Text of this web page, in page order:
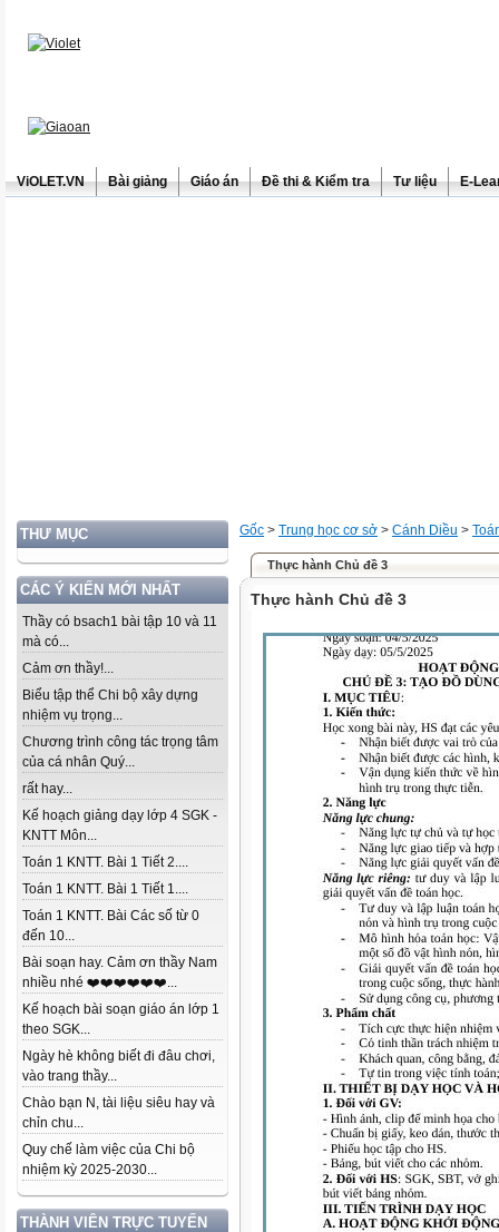
ViOLET.VN Bài giảng Giáo án Đề thi & Kiểm tra Tư liệu E-
THƯ MỤC
CÁC Ý KIẾN MỚI NHẤT
Thầy có bsach1 bài tập 10 và 11
mà có...
Cảm ơn thầy!...
Biểu tập thể Chi bộ xây dựng
nhiệm vụ trọng...
Chương trình công tác trọng tâm
của cá nhân Quý...
rất hay...
Kế hoạch giảng dạy lớp 4 SGK -
KNTT Môn...
Toán 1 KNTT. Bài 1 Tiết 2....
Toán 1 KNTT. Bài 1 Tiết 1....
Toán 1 KNTT. Bài Các số từ 0
đến 10...
Bài soạn hay. Cảm ơn thầy Nam
nhiều nhé ❤️❤️❤️❤️❤️❤️...
Kế hoạch bài soạn giáo án lớp 1
theo SGK...
Ngày hè không biết đi đâu chơi,
vào trang thầy...
Chào bạn N, tài liệu siêu hay và
chỉn chu...
Quy chế làm việc của Chi bộ
nhiệm kỳ 2025-2030...
THÀNH VIÊN TRỰC TUYẾN
Gốc > Trung học cơ sở > Cánh Diều >
Thực hành Chủ đề 3
Thực hành Chủ đề 3